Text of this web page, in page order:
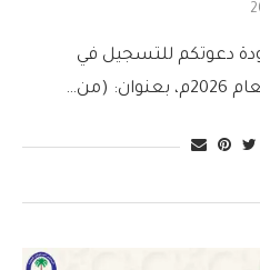
دعوتكم للتسجيل في
(من…